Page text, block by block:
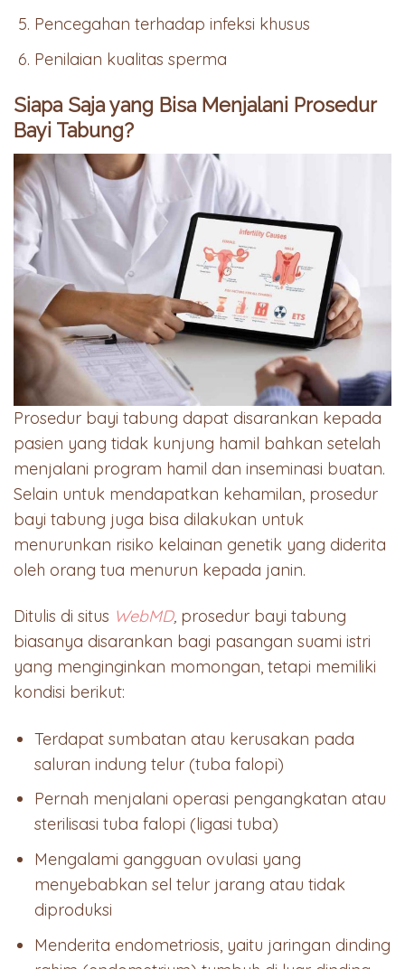
Pencegahan terhadap infeksi khusus
Penilaian kualitas sperma
Siapa Saja yang Bisa Menjalani Prosedur
Bayi Tabung?
Prosedur bayi tabung dapat disarankan kepada
pasien yang tidak kunjung hamil bahkan setelah
menjalani program hamil dan inseminasi buatan.
Selain untuk mendapatkan kehamilan, prosedur
bayi tabung juga bisa dilakukan untuk
menurunkan risiko kelainan genetik yang diderita
oleh orang tua menurun kepada janin.
Ditulis di situs WebMD, prosedur bayi tabung
biasanya disarankan bagi pasangan suami istri
yang menginginkan momongan, tetapi memiliki
kondisi berikut:
Terdapat sumbatan atau kerusakan pada
saluran indung telur (tuba falopi)
Pernah menjalani operasi pengangkatan atau
sterilisasi tuba falopi (ligasi tuba)
Mengalami gangguan ovulasi yang
menyebabkan sel telur jarang atau tidak
diproduksi
Menderita endometriosis, yaitu jaringan dinding